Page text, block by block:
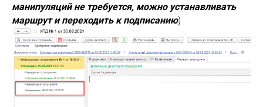
манипуляций не требуется, можно устанавливать
маршрут и переходить к подписанию)